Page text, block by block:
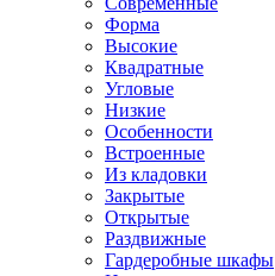
Форма
Высокие
Квадратные
Угловые
Низкие
Особенности
Встроенные
Из кладовки
Закрытые
Открытые
Раздвижные
Гардеробные шкафы